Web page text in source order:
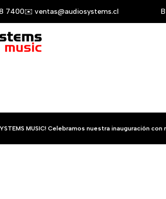
7400✉️ ventas@audiosystems.cl
MUSIC! Celebramos nuestra inauguración